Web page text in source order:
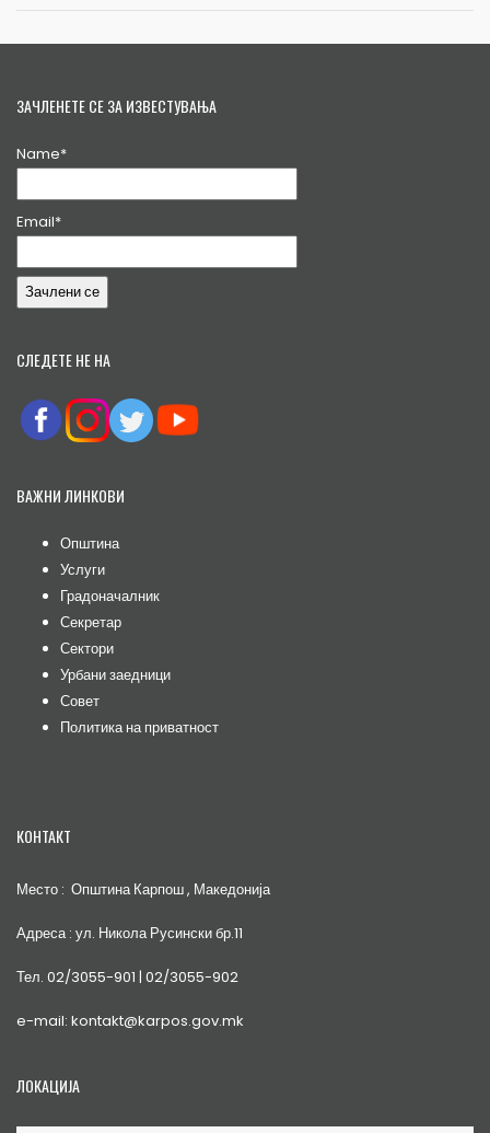
ЗАЧЛЕНЕТЕ СЕ ЗА ИЗВЕСТУВАЊА
Name*
Email*
СЛЕДЕТЕ НЕ НА
ВАЖНИ ЛИНКОВИ
Општина
Услуги
Градоначалник
Секретар
Сектори
Урбани заедници
Совет
Политика на приватност
КОНТАКТ
Место : Општина Карпош , Македонија
Адреса : ул. Никола Русински бр.11
Тел. 02/3055-901 | 02/3055-902
e-mail: kontakt@karpos.gov.mk
ЛОКАЦИЈА